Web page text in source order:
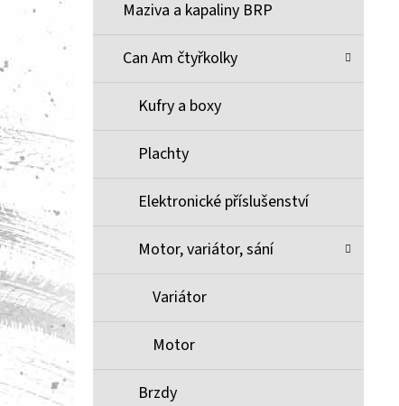
Maziva a kapaliny BRP
Can Am čtyřkolky
Kufry a boxy
Plachty
Elektronické příslušenství
Motor, variátor, sání
Variátor
Motor
Brzdy
BRZDOVÉ DESTIČKY ZE SLINUTÉHO KOVU
1 100 Kč